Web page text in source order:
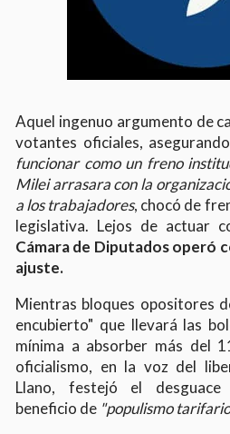
Aquel ingenuo argumento de
votantes oficiales,
funcionar como un freno
Milei arrasara con la
a los trabajadores, chocó de
legislativa. Lejos de actuar
Cámara de Diputados operó
ajuste.
Mientras bloques opositores
encubierto" que llevará las
mínima a absorber más del
oficialismo, en la voz del
Llano, festejó el
beneficio de "populismo